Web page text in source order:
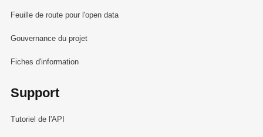
Feuille de route pour l'open data
Gouvernance du projet
Fiches d'information
Support
Tutoriel de l'API